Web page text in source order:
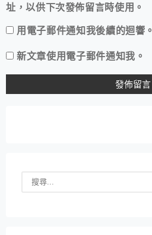
址，以供下次發佈留言時使用。
用電子郵件通知我後續的迴響。
新文章使用電子郵件通知我。